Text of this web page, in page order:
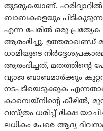
തുടരുകയാണ്. ഹരിദ്വാറിൽ
ബാബകളെയും
എന്ന പേരിൽ ഒരു
ആരംഭിച്ചു. ഉത്തരാഖണ്ഡ്
ധാമിയുടെ
ആരംഭിച്ചത്,
വ്യാജ ബാബമാർക്കും
നടപടിയെടുക്കുക
കാമ്പെയ്‌നിന്റെ കീഴിൽ,
വസ്ത്രം ധരിച്ച് ഭിക്ഷ
ലധികം പേരെ ആദ്യ